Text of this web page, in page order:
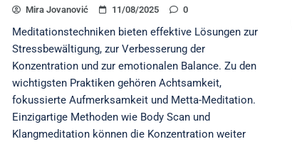
Mira Jovanović 11/08/2025 0
Meditationstechniken bieten effektive Lösungen zur
Stressbewältigung, zur Verbesserung der
Konzentration und zur emotionalen Balance. Zu den
wichtigsten Praktiken gehören Achtsamkeit,
fokussierte Aufmerksamkeit und Metta-Meditation.
Einzigartige Methoden wie Body Scan und
Klangmeditation können die Konzentration weiter